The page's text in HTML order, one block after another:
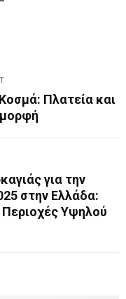
Πλατεία και
για την
στην Ελλάδα:
Υψηλού